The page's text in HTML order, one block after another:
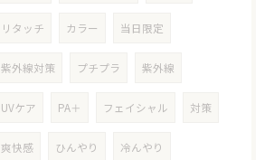
リタッチ カラー 当日限定
紫外線対策 プチプラ 紫外線
UVケア PA＋ フェイシャル 対策
爽快感 ひんやり 冷んやり